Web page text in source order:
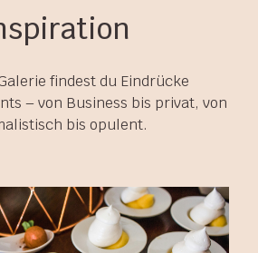
findest du Eindrücke
– von Business bis privat, von
bis opulent.